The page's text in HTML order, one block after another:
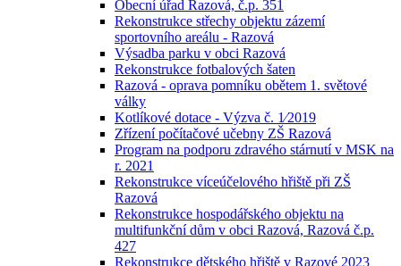
Obecní úřad Razová, č.p. 351
Rekonstrukce střechy objektu zázemí
sportovního areálu - Razová
Výsadba parku v obci Razová
Rekonstrukce fotbalových šaten
Razová - oprava pomníku obětem 1. světové
války
Kotlíkové dotace - Výzva č. 1⁄2019
Zřízení počítačové učebny ZŠ Razová
Program na podporu zdravého stárnutí v MSK na
r. 2021
Rekonstrukce víceúčelového hřiště při ZŠ
Razová
Rekonstrukce hospodářského objektu na
multifunkční dům v obci Razová, Razová č.p.
427
Rekonstrukce dětského hřiště v Razové 2023